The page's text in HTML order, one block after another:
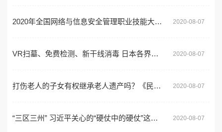
2020年全国网络与信息安全管理职业技能大赛正式启动 2020-08-07
VR扫墓、免费检测、新干线消毒 日本各界积极防疫迎“盂兰盆假期” 2020-08-07
打伤老人的子女有权继承老人遗产吗？《民法典》有新规定 2020-08-07
“三区三州” 习近平关心的“硬仗中的硬仗”这样打 2020-08-07